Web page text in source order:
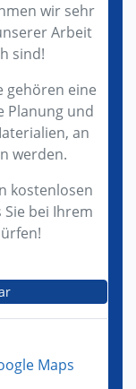
wir sehr
Arbeit
sind!
gehören eine
Planung und
an
werden.
kostenlosen
bei Ihrem
Maps